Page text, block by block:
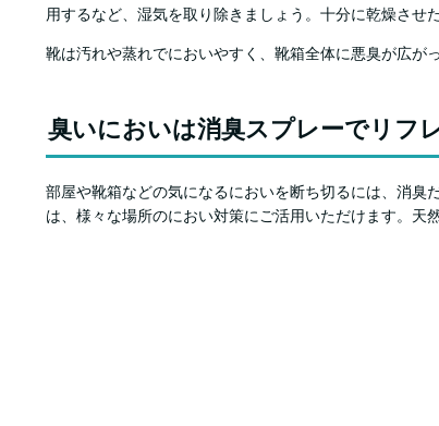
用するなど、湿気を取り除きましょう。十分に乾燥させ
靴は汚れや蒸れでにおいやすく、靴箱全体に悪臭が広が
臭いにおいは消臭スプレーでリフ
部屋や靴箱などの気になるにおいを断ち切るには、消臭
は、様々な場所のにおい対策にご活用いただけます。天